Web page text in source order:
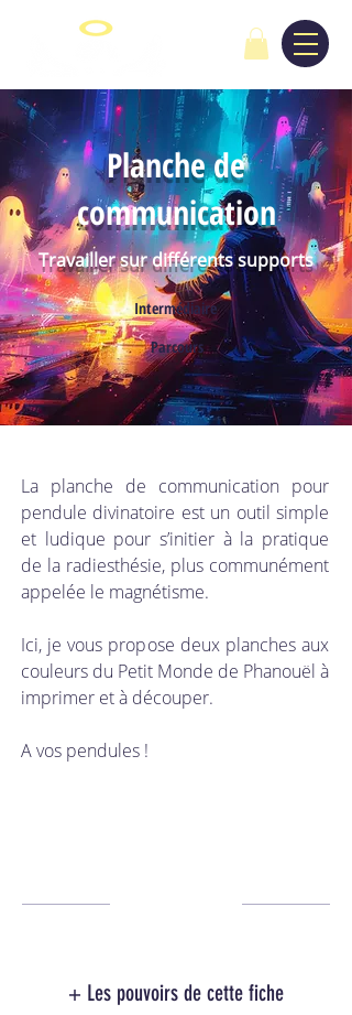
Planche de
communication
Travailler sur différents supports
Intermédiaire
Parcours
La planche de communication pour
pendule divinatoire est un outil simple
et ludique pour s’initier à la pratique
de la radiesthésie, plus communément
appelée le magnétisme.
Ici, je vous propose deux planches aux
couleurs du Petit Monde de Phanouël à
imprimer et à découper.
A vos pendules !
+ Les pouvoirs de cette fiche